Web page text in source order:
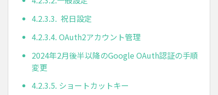
4.2.3.3. 祝日設定
4.2.3.4. OAuth2アカウント管理
2024年2月後半以降のGoogle OAuth認証の手順
変更
4.2.3.5. ショートカットキー